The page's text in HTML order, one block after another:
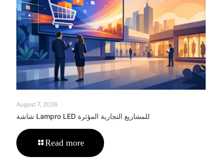
August 7, 2026
شاشة Lampro LED للمشاريع التجارية المؤثرة
Read more